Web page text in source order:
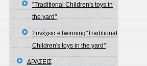
"Traditional Children's toys in
the yard"
Συνέχεια eTwinning"Traditional
Children's toys in the yard"
ΔΡΑΣΕΙΣ